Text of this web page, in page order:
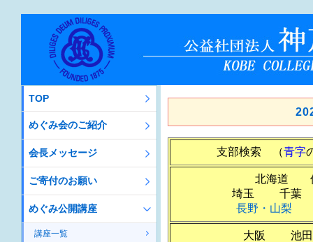
支部検索 （青字
北海
埼玉 千
長野・山梨
大阪
TOP
めぐみ会のご紹介
会長メッセージ
ご寄付のお願い
めぐみ公開講座
講座一覧